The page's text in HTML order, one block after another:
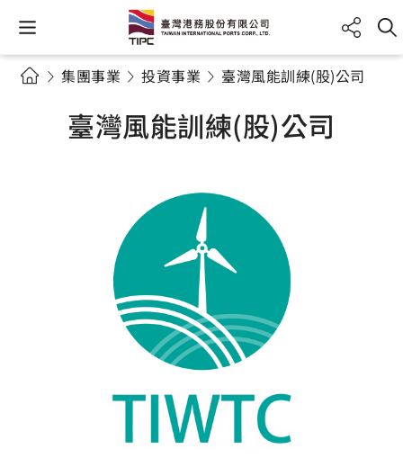
集團事業 投資事業 臺灣風能訓練(股)公司
臺灣風能訓練(股)公司